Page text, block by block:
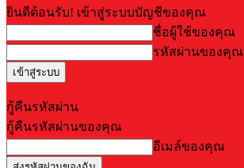
ยินดีต้อนรับ! เข้าสู่ระบบบัญชีของคุณ
ชื่อผู้ใช้ของคุณ
รหัสผ่านของคุณ
กู้คืนรหัสผ่าน
กู้คืนรหัสผ่านของคุณ
อีเมล์ของคุณ